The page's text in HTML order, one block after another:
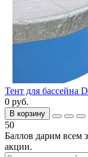
Тент для бассейна
0 руб.
В корзину
50
Баллов дарим всем
акции.